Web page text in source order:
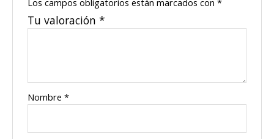
Tu valoración*
Nombre*